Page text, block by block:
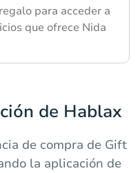
para acceder a
que ofrece Nida
de Hablax
de compra de Gift
la aplicación de